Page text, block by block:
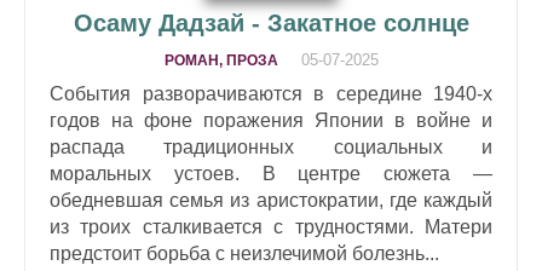
Осаму Дадзай - Закатное солнце
РОМАН, ПРОЗА 05-07-2025
События разворачиваются в середине 1940-х
годов на фоне поражения Японии в войне и
распада традиционных социальных и
моральных устоев. В центре сюжета —
обедневшая семья из аристократии, где каждый
из троих сталкивается с трудностями. Матери
предстоит борьба с неизлечимой болезнь...